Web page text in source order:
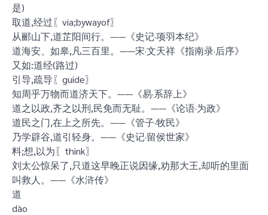
是)
取道,经过〖via;bywayof〗
从郦山下,道芷阳间行。——《史记·项羽本纪》
道海安、如皋,凡三百里。——宋·文天祥《指南录·后序》
又如:道经(路过)
引导,疏导〖guide〗
知周乎万物而道济天下。——《易·系辞上》
道之以政,齐之以刑,民免而无耻。——《论语·为政》
道民之门,在上之所先。——《管子·牧民》
乃学辟谷,道引轻身。——《史记·留侯世家》
料;想,以为〖think〗
刘太公惊呆了,只道这早晚正说因缘,劝那大王,却听的里面
叫救人。——《水浒传》
道
dào